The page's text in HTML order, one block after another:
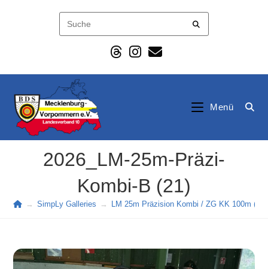
Menü
2026_LM-25m-Präzi-
Kombi-B (21)
→ SimpLy Galleries → LM 25m Präzision Kombi / ZG KK 100m